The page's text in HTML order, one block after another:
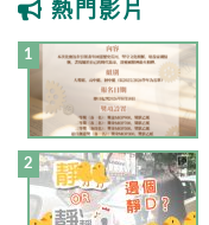
熱門影片